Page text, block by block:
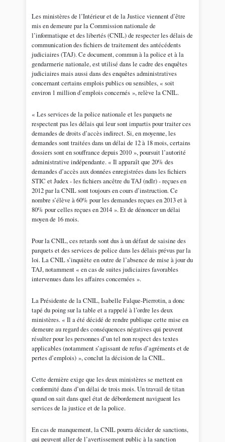
Les ministères de l’Intérieur et de la Justice viennent d’être
mis en demeure par la Commission nationale de
l’informatique et des libertés (CNIL) de respecter les délais de
communication des fichiers de traitement des antécédents
judiciaires (TAJ). Ce document, commun à la police et à la
gendarmerie nationale, est utilisé dans le cadre des enquêtes
judiciaires mais aussi dans des enquêtes administratives
concernant certains emplois publics ou sensibles, « soit
environ 1 million d’emplois concernés », relève la CNIL.
« Les services de la police nationale et les parquets ne
respectent pas les délais qui leur sont impartis pour traiter ces
demandes de droits d’accès indirect. Si, en moyenne, les
demandes sont traitées dans un délai de 12 à 18 mois, certains
dossiers sont en souffrance depuis 2010 », poursuit l’autorité
administrative indépendante. « Il apparaît que 20% des
demandes d’accès aux données enregistrées dans les fichiers
STIC et Judex - les fichiers ancêtre du TAJ (ndlr) - reçues en
2012 par la CNIL sont toujours en cours d’instruction. Ce
nombre s’élève à 60% pour les demandes reçues en 2013 et à
80% pour celles reçues en 2014 ». Et de dénoncer un délai
moyen de 16 mois.
Pour la CNIL, ces retards sont dus à un défaut de saisine des
parquets et des services de police dans les délais prévus par la
loi. La CNIL s’inquiète en outre de l’absence de mise à jour du
TAJ, notamment « en cas de suites judiciaires favorables
intervenues dans les affaires concernées ».
La Présidente de la CNIL, Isabelle Falque-Pierrotin, a donc
tapé du poing sur la table et a rappelé à l’ordre les deux
ministères. « Il a été décidé de rendre publique cette mise en
demeure au regard des conséquences négatives qui peuvent
résulter pour les personnes d’un tel non respect des textes
applicables (notamment s’agissant de refus d’agréments et de
pertes d’emplois) », conclut la décision de la CNIL.
Cette dernière exige que les deux ministères se mettent en
conformité dans d’un délai de trois mois. Un travail de titan
quand on sait dans quel état de débordement naviguent les
services de la justice et de la police.
En cas de manquement, la CNIL pourra décider de sanctions,
qui peuvent aller de l’avertissement public à la sanction